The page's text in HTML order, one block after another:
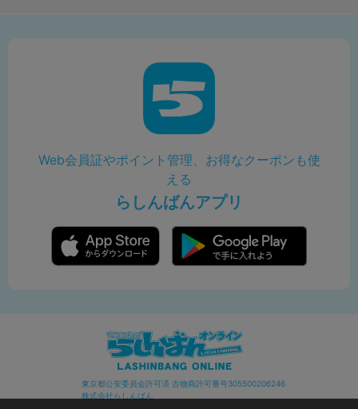
Web会員証やポイント管理、お得なクーポンも使
える
らしんばんアプリ
東京都公安委員会許可済 古物商許可番号305500206246
株式会社らしんばん